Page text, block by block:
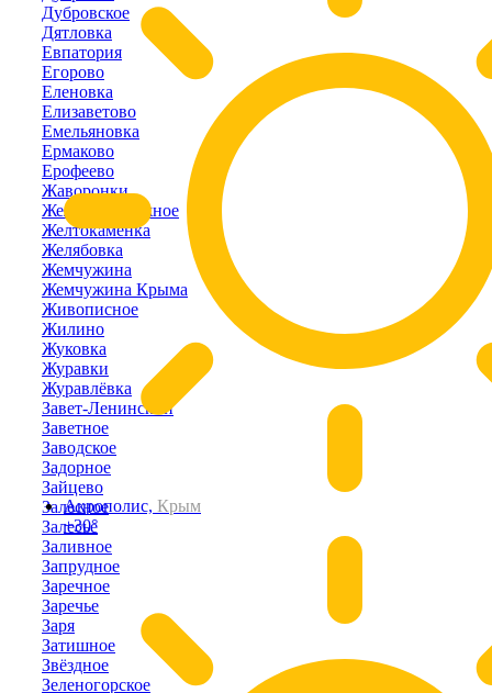
Акрополис, Крым
+30°
Дубровское
Дятловка
Евпатория
Егорово
Еленовка
Елизаветово
Емельяновка
Ермаково
Ерофеево
Жаворонки
Железнодорожное
Желтокаменка
Желябовка
Жемчужина
Жемчужина Крыма
Живописное
Жилино
Жуковка
Журавки
Журавлёвка
Завет-Ленинский
Заветное
Заводское
Задорное
Зайцево
Залесное
Залесье
Заливное
Запрудное
Заречное
Заречье
Заря
Затишное
Звёздное
Зеленогорское